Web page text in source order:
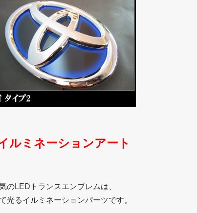
ルミネーションアート
のLEDトランスエンブレムは、
光るイルミネーションパーツです。